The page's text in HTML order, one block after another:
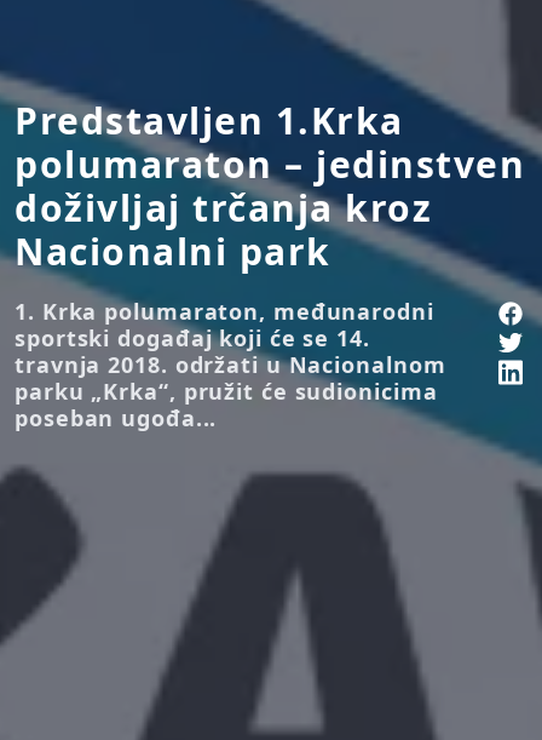
Predstavljen 1.Krka
polumaraton – jedinstven
doživljaj trčanja kroz
Nacionalni park
1. Krka polumaraton, međunarodni
sportski događaj koji će se 14.
travnja 2018. održati u Nacionalnom
parku „Krka“, pružit će sudionicima
poseban ugođa...